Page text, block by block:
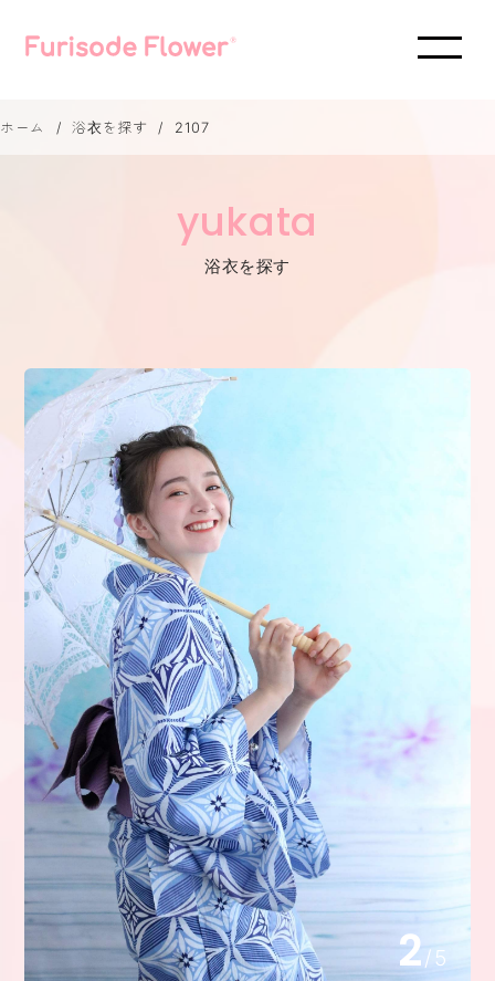
ホーム 浴衣を探す 2107
yukata
浴衣を探す
2/ 5